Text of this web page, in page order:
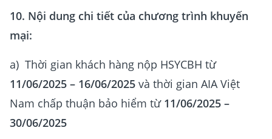
10. Nội dung chi tiết của chương trình khuyến
mại:
a) Thời gian khách hàng nộp HSYCBH từ
11/06/2025 – 16/06/2025 và thời gian AIA Việt
Nam chấp thuận bảo hiểm từ 11/06/2025 –
30/06/2025